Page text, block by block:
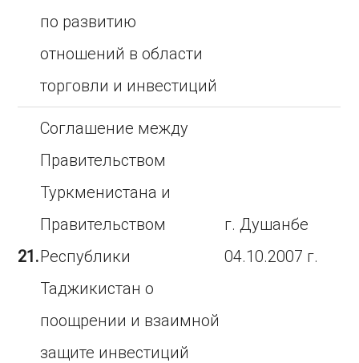
по развитию
отношений в области
торговли и инвестиций
21.
Соглашение между
Правительством
Туркменистана и
Правительством
Республики
Таджикистан о
поощрении и взаимной
защите инвестиций
г. Душанбе
04.10.2007 г.